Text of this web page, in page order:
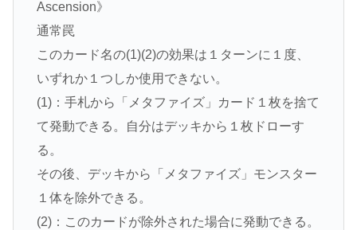
Ascension》
通常罠
このカード名の(1)(2)の効果は１ターンに１度、
いずれか１つしか使用できない。
(1)：手札から「メタファイズ」カード１枚を捨て
て発動できる。自分はデッキから１枚ドローす
る。
その後、デッキから「メタファイズ」モンスター
１体を除外できる。
(2)：このカードが除外された場合に発動できる。